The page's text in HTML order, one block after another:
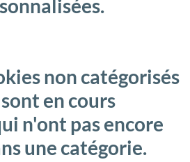
non catégorisés
en cours
n'ont pas encore
une catégorie.